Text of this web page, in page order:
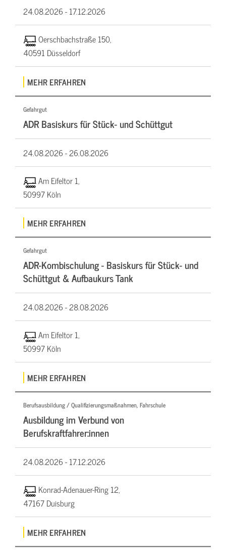
24.08.2026 -17.12.2026
Oerschbachstraße 150,
40591 Düsseldorf
MEHR ERFAHREN
Gefahrgut
ADR Basiskurs für Stück- und Schüttgut
24.08.2026 -26.08.2026
Am Eifeltor 1,
50997 Köln
MEHR ERFAHREN
Gefahrgut
ADR-Kombischulung - Basiskurs für Stück- und
Schüttgut & Aufbaukurs Tank
24.08.2026 -28.08.2026
Am Eifeltor 1,
50997 Köln
MEHR ERFAHREN
Berufsausbildung / Qualifizierungsmaßnahmen, Fahrschule
Ausbildung im Verbund von
Berufskraftfahrer:innen
24.08.2026 -17.12.2026
Konrad-Adenauer-Ring 12,
47167 Duisburg
MEHR ERFAHREN